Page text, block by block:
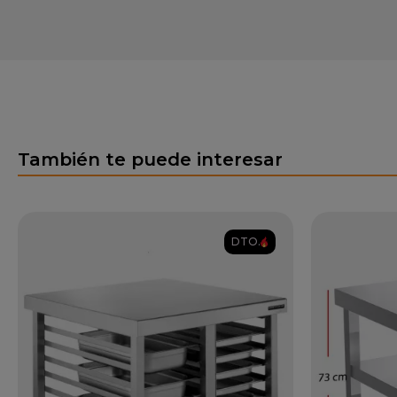
También te puede interesar
DTO.